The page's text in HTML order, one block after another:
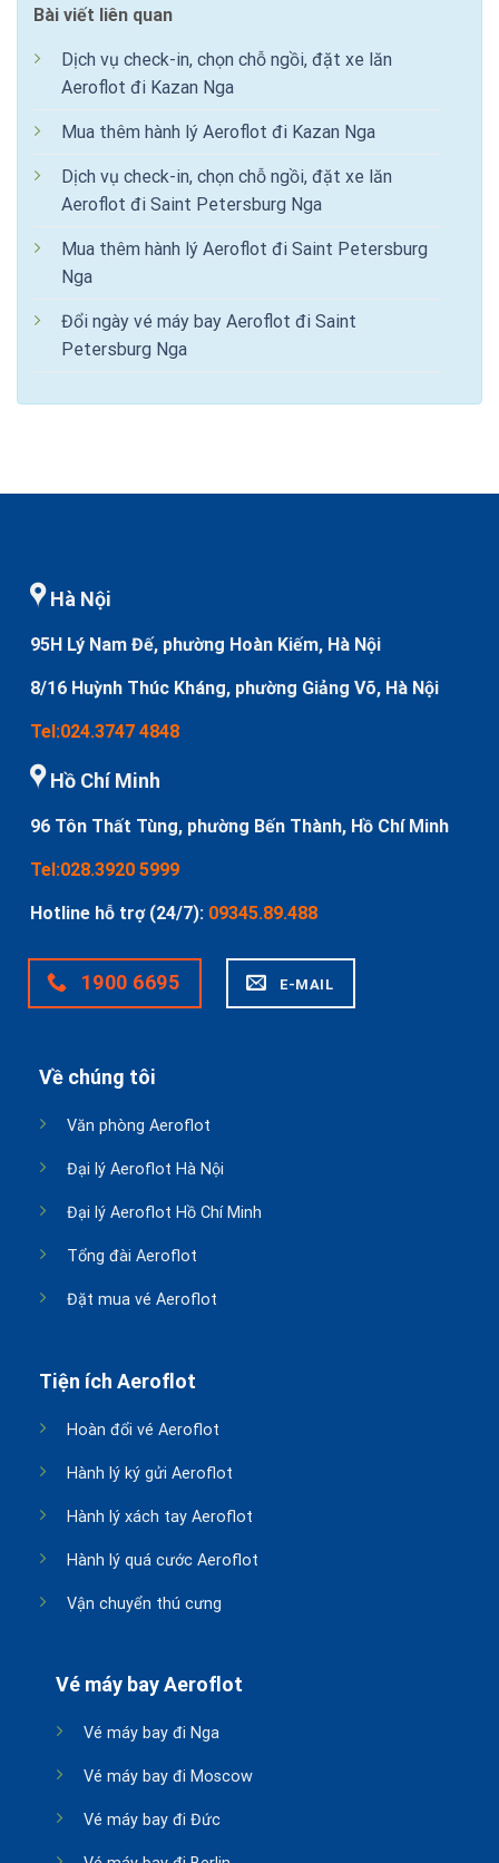
Bài viết liên quan
Dịch vụ check-in, chọn chỗ ngồi, đặt xe lăn
Aeroflot đi Kazan Nga
Mua thêm hành lý Aeroflot đi Kazan Nga
Dịch vụ check-in, chọn chỗ ngồi, đặt xe lăn
Aeroflot đi Saint Petersburg Nga
Mua thêm hành lý Aeroflot đi Saint Petersburg
Nga
Đổi ngày vé máy bay Aeroflot đi Saint
Petersburg Nga
Hà Nội
95H Lý Nam Đế, phường Hoàn Kiếm, Hà Nội
8/16 Huỳnh Thúc Kháng, phường Giảng Võ, Hà Nội
Tel:024.3747 4848
Hồ Chí Minh
96 Tôn Thất Tùng, phường Bến Thành, Hồ Chí Minh
Tel:028.3920 5999
Hotline hỗ trợ (24/7): 09345.89.488
1900 6695 E-MAIL
Về chúng tôi
Văn phòng Aeroflot
Đại lý Aeroflot Hà Nội
Đại lý Aeroflot Hồ Chí Minh
Tổng đài Aeroflot
Đặt mua vé Aeroflot
Tiện ích Aeroflot
Hoàn đổi vé Aeroflot
Hành lý ký gửi Aeroflot
Hành lý xách tay Aeroflot
Hành lý quá cước Aeroflot
Vận chuyển thú cưng
Vé máy bay Aeroflot
Vé máy bay đi Nga
Vé máy bay đi Moscow
Vé máy bay đi Đức